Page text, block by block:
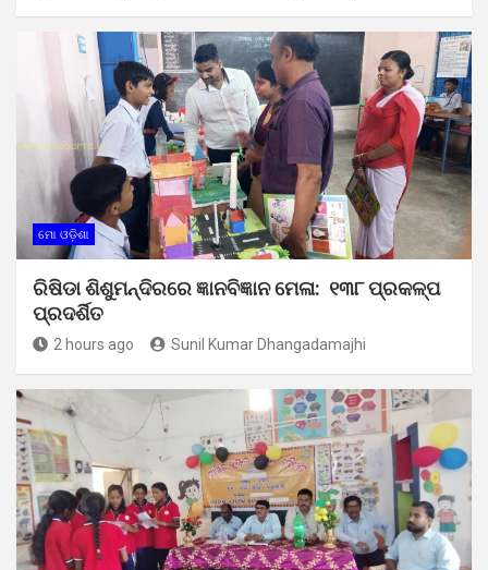
ମୋ ଓଡ଼ିଶା
ରିଷିଡା ଶିଶୁମନ୍ଦିରରେ ଜ୍ଞାନବିଜ୍ଞାନ ମେଳା: ୧୩୮ ପ୍ରକଳ୍ପ
ପ୍ରଦର୍ଶିତ
2 hours ago Sunil Kumar Dhangadamajhi